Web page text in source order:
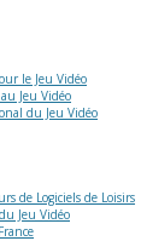
le Jeu Vidéo
Jeu Vidéo
du Jeu Vidéo
de Logiciels de Loisirs
Jeu Vidéo